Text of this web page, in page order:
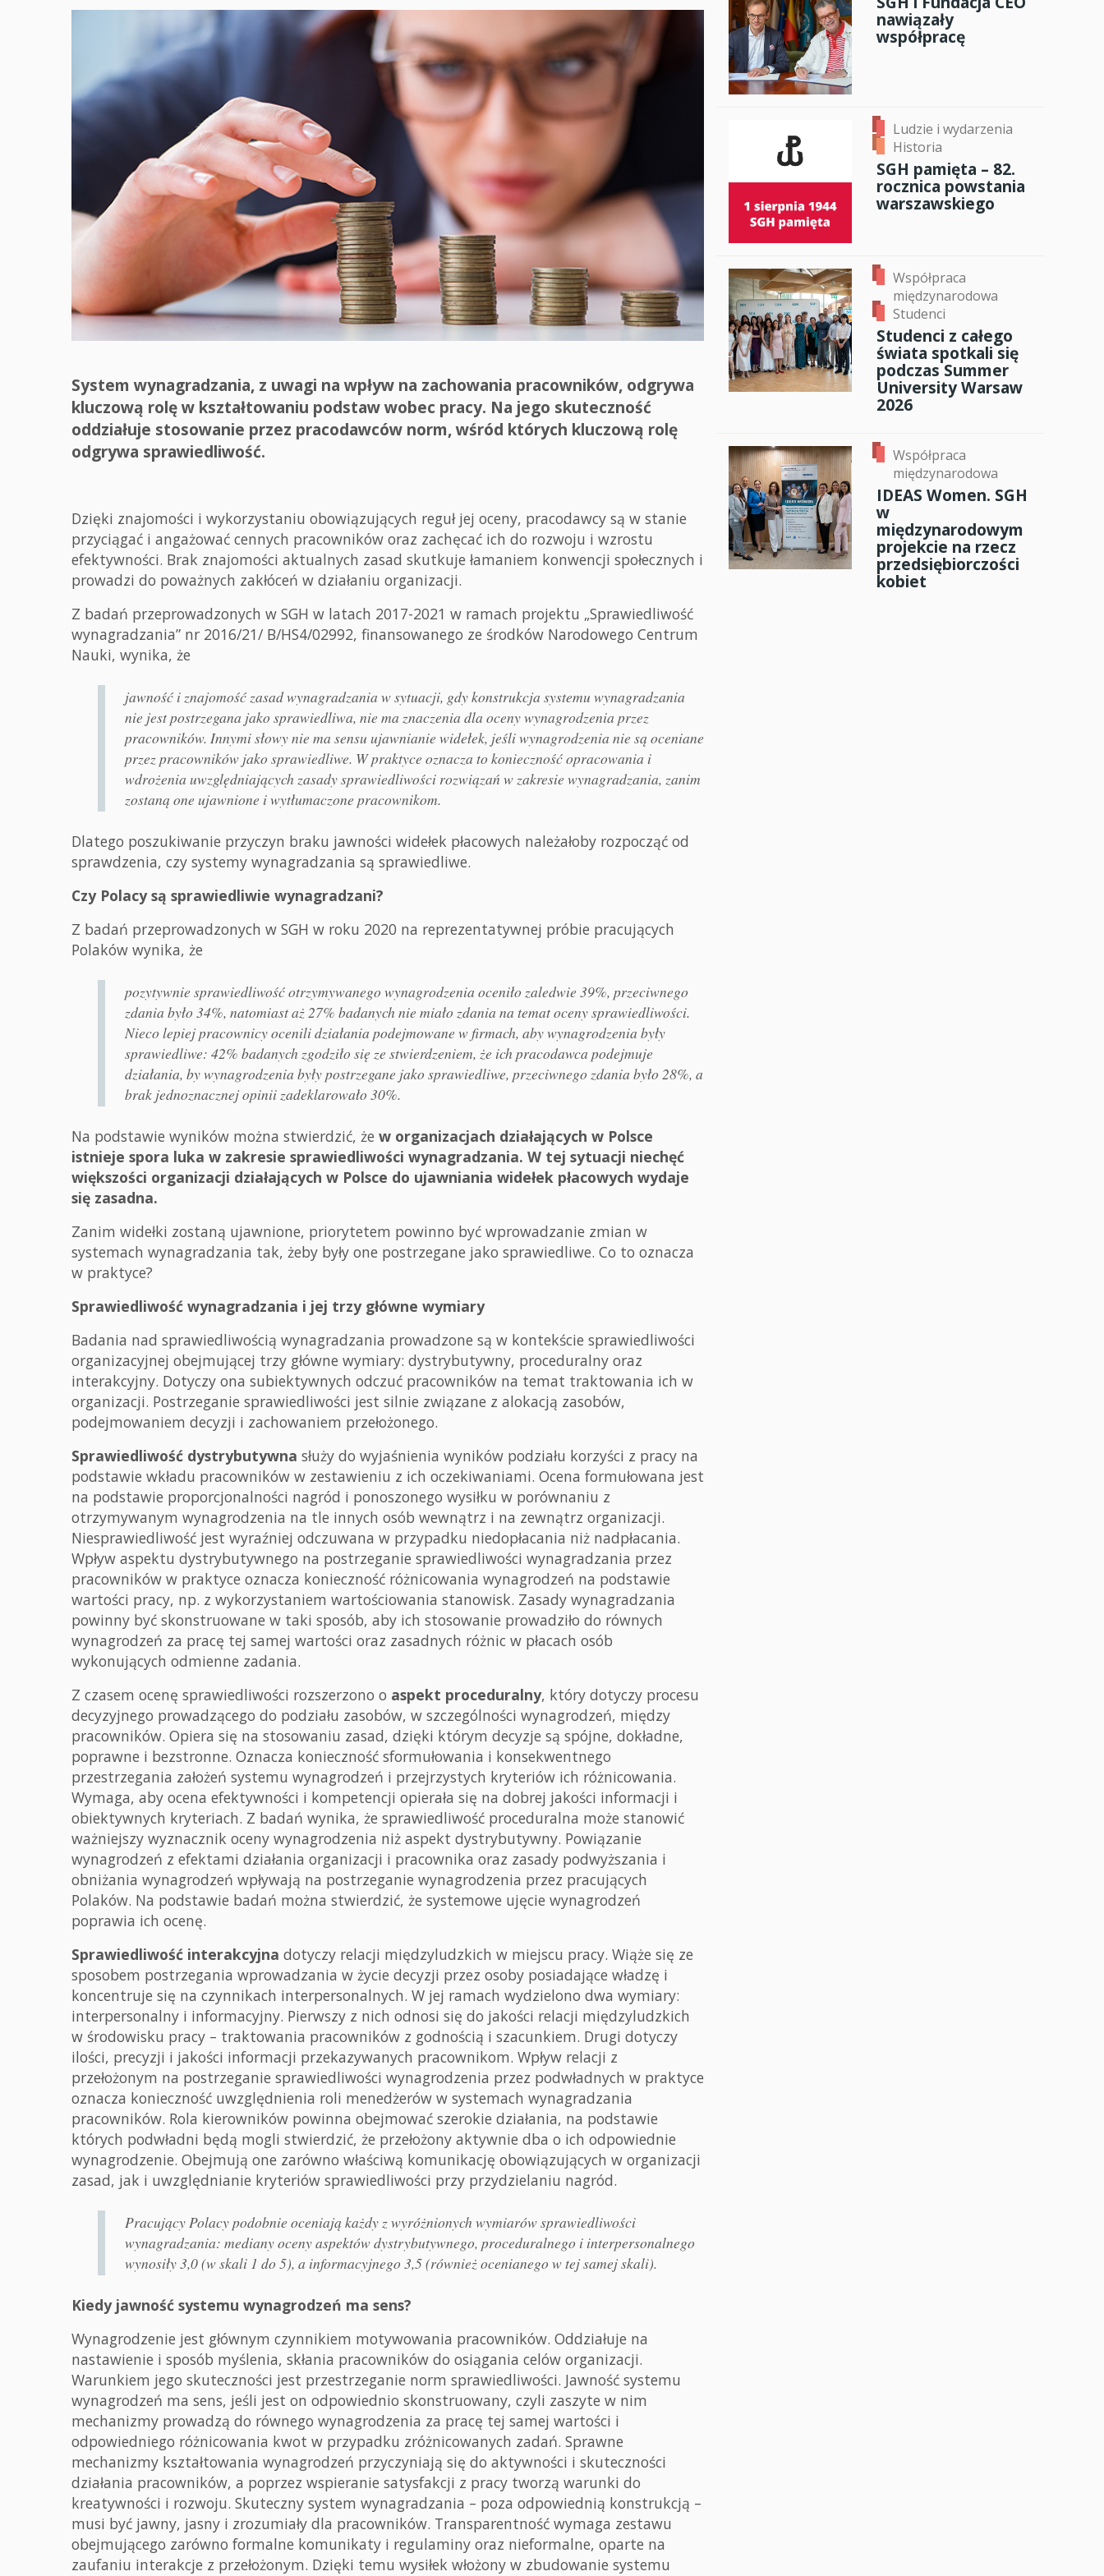
Studenci i doktoranci
Absolwenci
Współpraca międzynarodowa
Historia
Wspomnienia
System wynagradzania, z uwagi na wpływ na zachowania pracowników, odgrywa
kluczową rolę w kształtowaniu podstaw wobec pracy. Na jego skuteczność
oddziałuje stosowanie przez pracodawców norm, wśród których kluczową rolę
odgrywa sprawiedliwość.
Dzięki znajomości i wykorzystaniu obowiązujących reguł jej oceny, pracodawcy są w stanie
przyciągać i angażować cennych pracowników oraz zachęcać ich do rozwoju i wzrostu
efektywności. Brak znajomości aktualnych zasad skutkuje łamaniem konwencji społecznych i
prowadzi do poważnych zakłóceń w działaniu organizacji.
Z badań przeprowadzonych w SGH w latach 2017-2021 w ramach projektu „Sprawiedliwość
wynagradzania” nr 2016/21/ B/HS4/02992, finansowanego ze środków Narodowego Centrum
Nauki, wynika, że
jawność i znajomość zasad wynagradzania w sytuacji, gdy konstrukcja systemu wynagradzania
nie jest postrzegana jako sprawiedliwa, nie ma znaczenia dla oceny wynagrodzenia przez
pracowników. Innymi słowy nie ma sensu ujawnianie widełek, jeśli wynagrodzenia nie są oceniane
przez pracowników jako sprawiedliwe. W praktyce oznacza to konieczność opracowania i
wdrożenia uwzględniających zasady sprawiedliwości rozwiązań w zakresie wynagradzania, zanim
zostaną one ujawnione i wytłumaczone pracownikom.
Dlatego poszukiwanie przyczyn braku jawności widełek płacowych należałoby rozpocząć od
sprawdzenia, czy systemy wynagradzania są sprawiedliwe.
Czy Polacy są sprawiedliwie wynagradzani?
Z badań przeprowadzonych w SGH w roku 2020 na reprezentatywnej próbie pracujących
Polaków wynika, że
pozytywnie sprawiedliwość otrzymywanego wynagrodzenia oceniło zaledwie 39%, przeciwnego
zdania było 34%, natomiast aż 27% badanych nie miało zdania na temat oceny sprawiedliwości.
Nieco lepiej pracownicy ocenili działania podejmowane w firmach, aby wynagrodzenia były
sprawiedliwe: 42% badanych zgodziło się ze stwierdzeniem, że ich pracodawca podejmuje
działania, by wynagrodzenia były postrzegane jako sprawiedliwe, przeciwnego zdania było 28%, a
brak jednoznacznej opinii zadeklarowało 30%.
Na podstawie wyników można stwierdzić, że w organizacjach działających w Polsce
istnieje spora luka w zakresie sprawiedliwości wynagradzania. W tej sytuacji niechęć
większości organizacji działających w Polsce do ujawniania widełek płacowych wydaje
się zasadna.
Zanim widełki zostaną ujawnione, priorytetem powinno być wprowadzanie zmian w
systemach wynagradzania tak, żeby były one postrzegane jako sprawiedliwe. Co to oznacza
w praktyce?
Sprawiedliwość wynagradzania i jej trzy główne wymiary
Badania nad sprawiedliwością wynagradzania prowadzone są w kontekście sprawiedliwości
organizacyjnej obejmującej trzy główne wymiary: dystrybutywny, proceduralny oraz
interakcyjny. Dotyczy ona subiektywnych odczuć pracowników na temat traktowania ich w
organizacji. Postrzeganie sprawiedliwości jest silnie związane z alokacją zasobów,
podejmowaniem decyzji i zachowaniem przełożonego.
Sprawiedliwość dystrybutywna służy do wyjaśnienia wyników podziału korzyści z pracy na
podstawie wkładu pracowników w zestawieniu z ich oczekiwaniami. Ocena formułowana jest
na podstawie proporcjonalności nagród i ponoszonego wysiłku w porównaniu z
otrzymywanym wynagrodzenia na tle innych osób wewnątrz i na zewnątrz organizacji.
Niesprawiedliwość jest wyraźniej odczuwana w przypadku niedopłacania niż nadpłacania.
Wpływ aspektu dystrybutywnego na postrzeganie sprawiedliwości wynagradzania przez
pracowników w praktyce oznacza konieczność różnicowania wynagrodzeń na podstawie
wartości pracy, np. z wykorzystaniem wartościowania stanowisk. Zasady wynagradzania
powinny być skonstruowane w taki sposób, aby ich stosowanie prowadziło do równych
wynagrodzeń za pracę tej samej wartości oraz zasadnych różnic w płacach osób
wykonujących odmienne zadania.
Z czasem ocenę sprawiedliwości rozszerzono o aspekt proceduralny, który dotyczy procesu
decyzyjnego prowadzącego do podziału zasobów, w szczególności wynagrodzeń, między
pracowników. Opiera się na stosowaniu zasad, dzięki którym decyzje są spójne, dokładne,
poprawne i bezstronne. Oznacza konieczność sformułowania i konsekwentnego
przestrzegania założeń systemu wynagrodzeń i przejrzystych kryteriów ich różnicowania.
Wymaga, aby ocena efektywności i kompetencji opierała się na dobrej jakości informacji i
obiektywnych kryteriach. Z badań wynika, że sprawiedliwość proceduralna może stanowić
ważniejszy wyznacznik oceny wynagrodzenia niż aspekt dystrybutywny. Powiązanie
wynagrodzeń z efektami działania organizacji i pracownika oraz zasady podwyższania i
obniżania wynagrodzeń wpływają na postrzeganie wynagrodzenia przez pracujących
Polaków. Na podstawie badań można stwierdzić, że systemowe ujęcie wynagrodzeń
poprawia ich ocenę.
Sprawiedliwość interakcyjna dotyczy relacji międzyludzkich w miejscu pracy. Wiąże się ze
sposobem postrzegania wprowadzania w życie decyzji przez osoby posiadające władzę i
koncentruje się na czynnikach interpersonalnych. W jej ramach wydzielono dwa wymiary:
interpersonalny i informacyjny. Pierwszy z nich odnosi się do jakości relacji międzyludzkich
w środowisku pracy – traktowania pracowników z godnością i szacunkiem. Drugi dotyczy
ilości, precyzji i jakości informacji przekazywanych pracownikom. Wpływ relacji z
przełożonym na postrzeganie sprawiedliwości wynagrodzenia przez podwładnych w praktyce
oznacza konieczność uwzględnienia roli menedżerów w systemach wynagradzania
pracowników. Rola kierowników powinna obejmować szerokie działania, na podstawie
których podwładni będą mogli stwierdzić, że przełożony aktywnie dba o ich odpowiednie
wynagrodzenie. Obejmują one zarówno właściwą komunikację obowiązujących w organizacji
zasad, jak i uwzględnianie kryteriów sprawiedliwości przy przydzielaniu nagród.
Pracujący Polacy podobnie oceniają każdy z wyróżnionych wymiarów sprawiedliwości
wynagradzania: mediany oceny aspektów dystrybutywnego, proceduralnego i interpersonalnego
wynosiły 3,0 (w skali 1 do 5), a informacyjnego 3,5 (również ocenianego w tej samej skali).
Kiedy jawność systemu wynagrodzeń ma sens?
Wynagrodzenie jest głównym czynnikiem motywowania pracowników. Oddziałuje na
nastawienie i sposób myślenia, skłania pracowników do osiągania celów organizacji.
Warunkiem jego skuteczności jest przestrzeganie norm sprawiedliwości. Jawność systemu
wynagrodzeń ma sens, jeśli jest on odpowiednio skonstruowany, czyli zaszyte w nim
mechanizmy prowadzą do równego wynagrodzenia za pracę tej samej wartości i
odpowiedniego różnicowania kwot w przypadku zróżnicowanych zadań. Sprawne
mechanizmy kształtowania wynagrodzeń przyczyniają się do aktywności i skuteczności
działania pracowników, a poprzez wspieranie satysfakcji z pracy tworzą warunki do
kreatywności i rozwoju. Skuteczny system wynagradzania – poza odpowiednią konstrukcją –
musi być jawny, jasny i zrozumiały dla pracowników. Transparentność wymaga zestawu
obejmującego zarówno formalne komunikaty i regulaminy oraz nieformalne, oparte na
zaufaniu interakcje z przełożonym. Dzięki temu wysiłek włożony w zbudowanie systemu
nawiązały
współpracę
Ludzie i wydarzenia
Historia
SGH pamięta – 82.
rocznica powstania
warszawskiego
Współpraca
międzynarodowa
Studenci
Studenci z całego
świata spotkali się
podczas Summer
University Warsaw
2026
Współpraca
międzynarodowa
IDEAS Women. SGH
w
międzynarodowym
projekcie na rzecz
przedsiębiorczości
kobiet